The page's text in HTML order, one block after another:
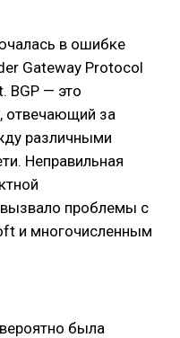
в ошибке
Gateway Protocol
BGP — это
отвечающий за
различными
Неправильная
проблемы с
и многочисленным
была